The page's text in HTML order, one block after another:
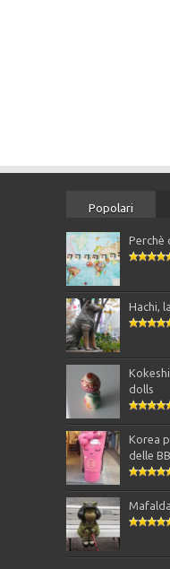
Popolari
Perchè
Hachi,
dolls
Korea
delle
Mafalda